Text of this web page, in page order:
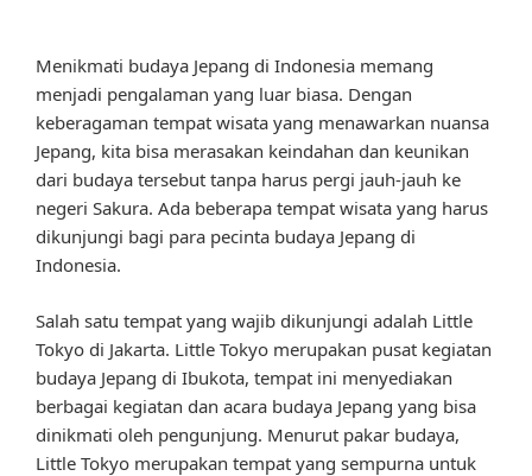
Menikmati budaya Jepang di Indonesia memang
menjadi pengalaman yang luar biasa. Dengan
keberagaman tempat wisata yang menawarkan nuansa
Jepang, kita bisa merasakan keindahan dan keunikan
dari budaya tersebut tanpa harus pergi jauh-jauh ke
negeri Sakura. Ada beberapa tempat wisata yang harus
dikunjungi bagi para pecinta budaya Jepang di
Indonesia.
Salah satu tempat yang wajib dikunjungi adalah Little
Tokyo di Jakarta. Little Tokyo merupakan pusat kegiatan
budaya Jepang di Ibukota, tempat ini menyediakan
berbagai kegiatan dan acara budaya Jepang yang bisa
dinikmati oleh pengunjung. Menurut pakar budaya,
Little Tokyo merupakan tempat yang sempurna untuk